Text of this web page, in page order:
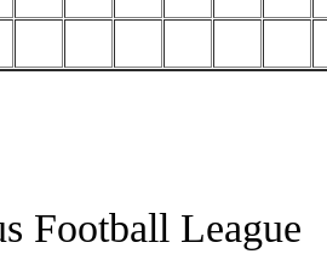
Football League